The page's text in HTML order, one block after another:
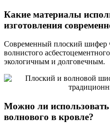
Какие материалы
изготовления
Современный плоский шифер
волнистого
экологичным и долговечным.
Можно ли
волнового в кровле?